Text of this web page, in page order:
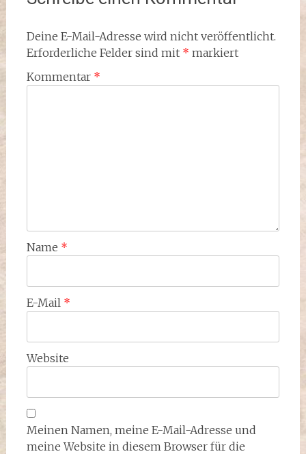
Deine E-Mail-Adresse wird nicht veröffentlicht.
Erforderliche Felder sind mit * markiert
Kommentar *
Name *
E-Mail *
Website
Meinen Namen, meine E-Mail-Adresse und
meine Website in diesem Browser für die